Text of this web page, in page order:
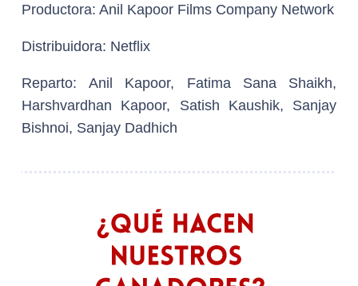
Productora: Anil Kapoor Films Company Network
Distribuidora: Netflix
Reparto:Anil Kapoor, Fatima Sana Shaikh,
Harshvardhan Kapoor, Satish Kaushik, Sanjay
Bishnoi, Sanjay Dadhich